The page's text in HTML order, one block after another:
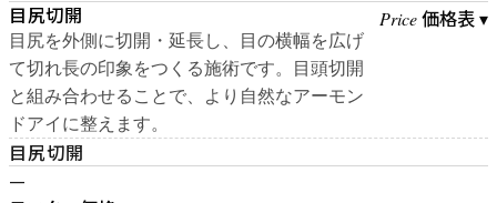
目尻切開
目尻を外側に切開・延長し、目の横幅を広げ
て切れ長の印象をつくる施術です。目頭切開
と組み合わせることで、より自然なアーモン
ドアイに整えます。
Price価格表 ▾
目尻切開
—